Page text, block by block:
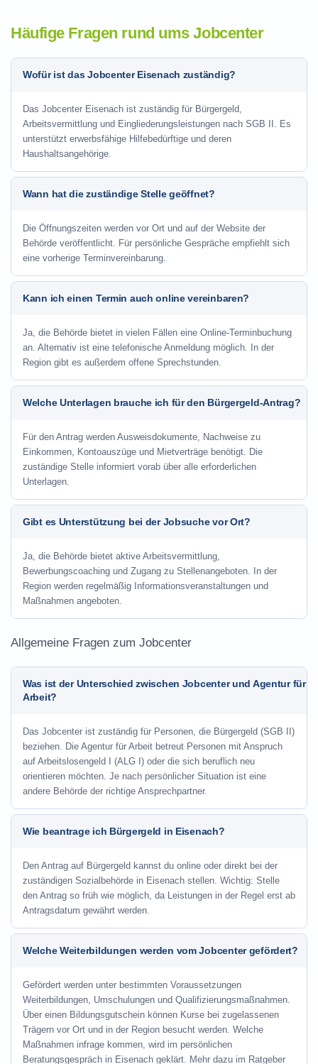
Häufige Fragen rund ums Jobcenter
Wofür ist das Jobcenter Eisenach zuständig?
Das Jobcenter Eisenach ist zuständig für Bürgergeld,
Arbeitsvermittlung und Eingliederungsleistungen nach SGB II. Es
unterstützt erwerbsfähige Hilfebedürftige und deren
Haushaltsangehörige.
Wann hat die zuständige Stelle geöffnet?
Die Öffnungszeiten werden vor Ort und auf der Website der
Behörde veröffentlicht. Für persönliche Gespräche empfiehlt sich
eine vorherige Terminvereinbarung.
Kann ich einen Termin auch online vereinbaren?
Ja, die Behörde bietet in vielen Fällen eine Online-Terminbuchung
an. Alternativ ist eine telefonische Anmeldung möglich. In der
Region gibt es außerdem offene Sprechstunden.
Welche Unterlagen brauche ich für den Bürgergeld-Antrag?
Für den Antrag werden Ausweisdokumente, Nachweise zu
Einkommen, Kontoauszüge und Mietverträge benötigt. Die
zuständige Stelle informiert vorab über alle erforderlichen
Unterlagen.
Gibt es Unterstützung bei der Jobsuche vor Ort?
Ja, die Behörde bietet aktive Arbeitsvermittlung,
Bewerbungscoaching und Zugang zu Stellenangeboten. In der
Region werden regelmäßig Informationsveranstaltungen und
Maßnahmen angeboten.
Allgemeine Fragen zum Jobcenter
Was ist der Unterschied zwischen Jobcenter und Agentur für
Arbeit?
Das Jobcenter ist zuständig für Personen, die Bürgergeld (SGB II)
beziehen. Die Agentur für Arbeit betreut Personen mit Anspruch
auf Arbeitslosengeld I (ALG I) oder die sich beruflich neu
orientieren möchten. Je nach persönlicher Situation ist eine
andere Behörde der richtige Ansprechpartner.
Wie beantrage ich Bürgergeld in Eisenach?
Den Antrag auf Bürgergeld kannst du online oder direkt bei der
zuständigen Sozialbehörde in Eisenach stellen. Wichtig: Stelle
den Antrag so früh wie möglich, da Leistungen in der Regel erst ab
Antragsdatum gewährt werden.
Welche Weiterbildungen werden vom Jobcenter gefördert?
Gefördert werden unter bestimmten Voraussetzungen
Weiterbildungen, Umschulungen und Qualifizierungsmaßnahmen.
Über einen Bildungsgutschein können Kurse bei zugelassenen
Trägern vor Ort und in der Region besucht werden. Welche
Maßnahmen infrage kommen, wird im persönlichen
Beratungsgespräch in Eisenach geklärt. Mehr dazu im Ratgeber